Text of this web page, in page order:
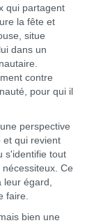
qui partagent
la fête et
situe
dans un
contre
pour qui il
perspective
et qui revient
s'identifie tout
Ce
leur égard,
faire.
bien une